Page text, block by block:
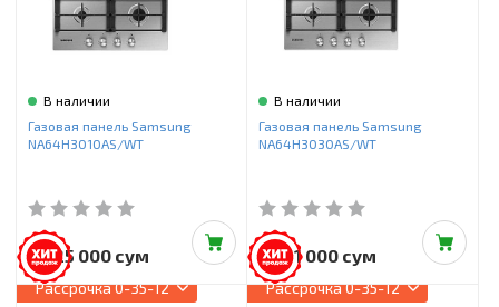
В наличии
Газовая панель Samsung
NA64H3010AS/WT
4 025 000 сум
В наличии
Газовая панель Samsung
NA64H3030AS/WT
4 361 000 сум
Рассрочка0-35-12 Рассрочка0-35-12